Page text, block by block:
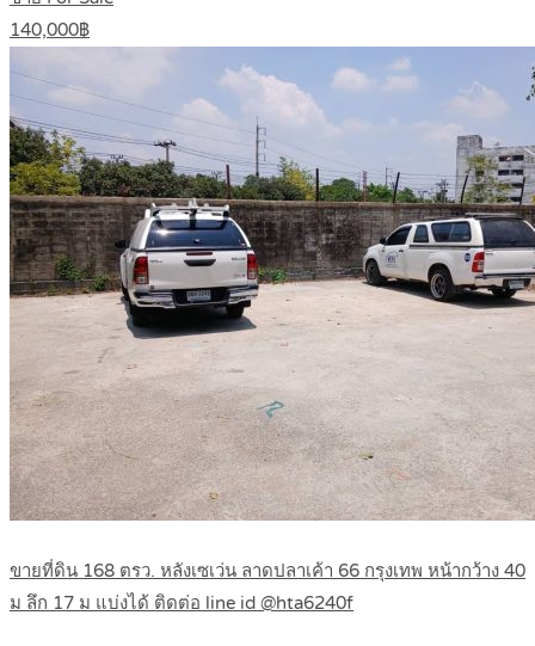
140,000฿
ขายที่ดิน 168 ตรว. หลังเซเว่น ลาดปลาเค้า 66 กรุงเทพ หน้ากว้าง 40
ม ลึก 17 ม แบ่งได้ ติดต่อ line id @hta6240f